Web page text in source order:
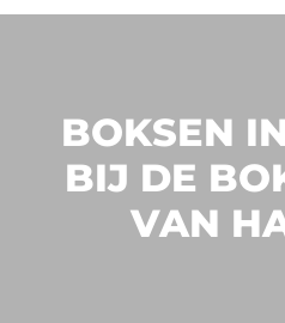
BOKSEN
BIJ DE
VAN